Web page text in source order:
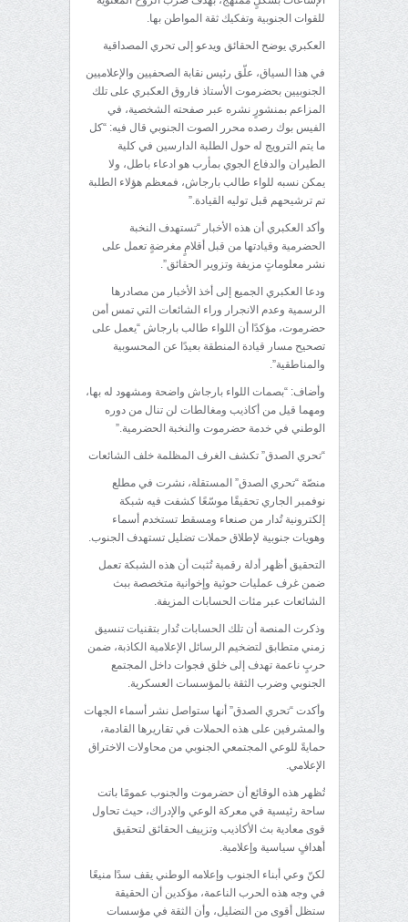
للقوات الجنوبية وتفكيك ثقة المواطن بها.
العكبري يوضح الحقائق ويدعو إلى تحري المصداقية
في هذا السياق، علّق رئيس نقابة الصحفيين والإعلاميين
الجنوبيين بحضرموت الأستاذ فاروق العكبري على تلك
المزاعم بمنشورٍ نشره عبر صفحته الشخصية، في
الفيس بوك رصده محرر الصوت الجنوبي قال فيه: “كل
ما يتم الترويج له حول الطلبة الدارسين في كلية
الطيران والدفاع الجوي بمأرب هو ادعاء باطل، ولا
يمكن نسبه للواء طالب بارجاش، فمعظم هؤلاء الطلبة
تم ترشيحهم قبل توليه القيادة.”
وأكد العكبري أن هذه الأخبار “تستهدف النخبة
الحضرمية وقيادتها من قبل أقلامٍ مغرضةٍ تعمل على
نشر معلوماتٍ مزيفة وتزوير الحقائق”.
ودعا العكبري الجميع إلى أخذ الأخبار من مصادرها
الرسمية وعدم الانجرار وراء الشائعات التي تمس أمن
حضرموت، مؤكدًا أن اللواء طالب بارجاش “يعمل على
تصحيح مسار قيادة المنطقة بعيدًا عن المحسوبية
والمناطقية”.
وأضاف: “بصمات اللواء بارجاش واضحة ومشهود له بها،
ومهما قيل من أكاذيب ومغالطات لن تنال من دوره
الوطني في خدمة حضرموت والنخبة الحضرمية.”
“تحري الصدق” تكشف الغرف المظلمة خلف الشائعات
منصّة “تحري الصدق” المستقلة، نشرت في مطلع
نوفمبر الجاري تحقيقًا موسّعًا كشفت فيه شبكة
إلكترونية تُدار من صنعاء ومسقط تستخدم أسماء
وهويات جنوبية لإطلاق حملات تضليل تستهدف الجنوب.
التحقيق أظهر أدلة رقمية تُثبت أن هذه الشبكة تعمل
ضمن غرف عمليات حوثية وإخوانية متخصصة ببث
الشائعات عبر مئات الحسابات المزيفة.
وذكرت المنصة أن تلك الحسابات تُدار بتقنيات تنسيق
زمني متطابق لتضخيم الرسائل الإعلامية الكاذبة، ضمن
حربٍ ناعمة تهدف إلى خلق فجوات داخل المجتمع
الجنوبي وضرب الثقة بالمؤسسات العسكرية.
وأكدت “تحري الصدق” أنها ستواصل نشر أسماء الجهات
والمشرفين على هذه الحملات في تقاريرها القادمة،
حمايةً للوعي المجتمعي الجنوبي من محاولات الاختراق
الإعلامي.
تُظهر هذه الوقائع أن حضرموت والجنوب عمومًا باتت
ساحة رئيسية في معركة الوعي والإدراك، حيث تحاول
قوى معادية بث الأكاذيب وتزييف الحقائق لتحقيق
أهدافٍ سياسية وإعلامية.
لكنّ وعي أبناء الجنوب وإعلامه الوطني يقف سدًا منيعًا
في وجه هذه الحرب الناعمة، مؤكدين أن الحقيقة
ستظل أقوى من التضليل، وأن الثقة في مؤسسات